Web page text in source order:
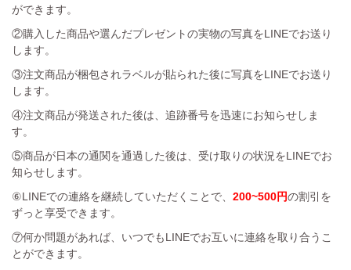
ができます。
②購入した商品や選んだプレゼントの実物の写真をLINEでお送り
します。
③注文商品が梱包されラベルが貼られた後に写真をLINEでお送り
します。
④注文商品が発送された後は、追跡番号を迅速にお知らせしま
す。
⑤商品が日本の通関を通過した後は、受け取りの状況をLINEでお
知らせします。
⑥LINEでの連絡を継続していただくことで、 200~500円の割引を
ずっと享受できます。
⑦何か問題があれば、いつでもLINEでお互いに連絡を取り合うこ
とができます。